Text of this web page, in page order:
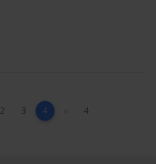
22 33 4(current)następna
44